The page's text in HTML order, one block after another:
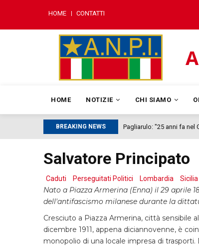
contenuto
MENU
MOBILE
HOME CONTATTI
NAVIGATION
HOME NOTIZIE CHI SIAMO
BREAKING NEWS Pagliarulo: "25 anni fa nel
Salvatore Principato
Caduti Perseguitati Politici Lombardia Sicilia
Nato a Piazza Armerina (Enna) il 29 aprile
dell'antifascismo milanese durante la
Cresciuto a Piazza Armerina, città sensibile
dicembre 1911, appena diciannovenne, è
monopolio di una locale impresa di